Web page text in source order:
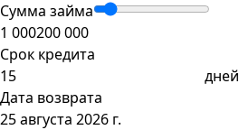
Сумма займа
1 000200 000
Срок кредита
дней
Дата возврата
25 августа 2026 г.